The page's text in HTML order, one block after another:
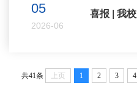
05
2026-06
共41条 上页 1 2 3 4